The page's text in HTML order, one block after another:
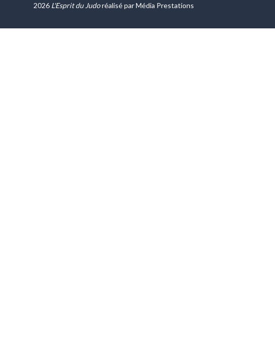
2026 L'Esprit du Judoréalisé parMédia Prestations